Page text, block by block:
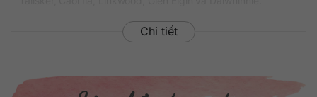
Thông tin chi tiết về rượu
Chi tiết